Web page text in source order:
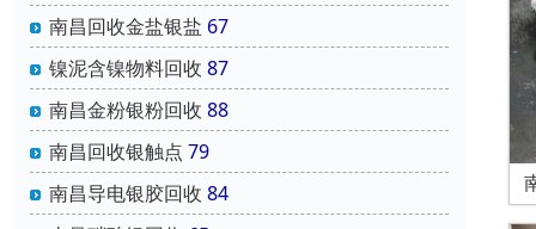
南昌回收金盐银盐 67
镍泥含镍物料回收 87
南昌金粉银粉回收 88
南昌回收银触点 79
南昌导电银胶回收 84